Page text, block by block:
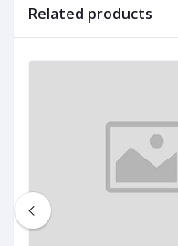
Related products